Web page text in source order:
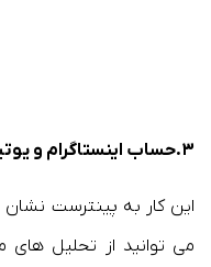
۳.حساب اینستاگرام و یوتیوب خود را متصل کنید
این کار به پینترست
می توانید از تحلیل های